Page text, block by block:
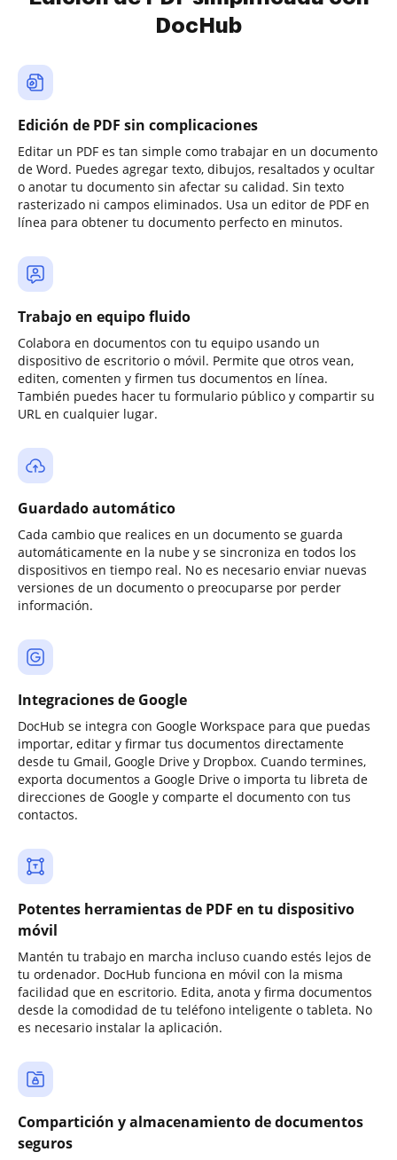
DocHub
Edición de PDF sin complicaciones
Editar un PDF es tan simple como trabajar en un documento
de Word. Puedes agregar texto, dibujos, resaltados y ocultar
o anotar tu documento sin afectar su calidad. Sin texto
rasterizado ni campos eliminados. Usa un editor de PDF en
línea para obtener tu documento perfecto en minutos.
Trabajo en equipo fluido
Colabora en documentos con tu equipo usando un
dispositivo de escritorio o móvil. Permite que otros vean,
editen, comenten y firmen tus documentos en línea.
También puedes hacer tu formulario público y compartir su
URL en cualquier lugar.
Guardado automático
Cada cambio que realices en un documento se guarda
automáticamente en la nube y se sincroniza en todos los
dispositivos en tiempo real. No es necesario enviar nuevas
versiones de un documento o preocuparse por perder
información.
Integraciones de Google
DocHub se integra con Google Workspace para que puedas
importar, editar y firmar tus documentos directamente
desde tu Gmail, Google Drive y Dropbox. Cuando termines,
exporta documentos a Google Drive o importa tu libreta de
direcciones de Google y comparte el documento con tus
contactos.
Potentes herramientas de PDF en tu dispositivo
móvil
Mantén tu trabajo en marcha incluso cuando estés lejos de
tu ordenador. DocHub funciona en móvil con la misma
facilidad que en escritorio. Edita, anota y firma documentos
desde la comodidad de tu teléfono inteligente o tableta. No
es necesario instalar la aplicación.
Compartición y almacenamiento de documentos
seguros